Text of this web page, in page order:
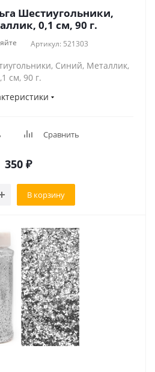
Шестиугольники,
0,1 см, 90 г.
Артикул: 521303
Синий, Металлик,
см, 90 г.
Сравнить
350 ₽
В корзину